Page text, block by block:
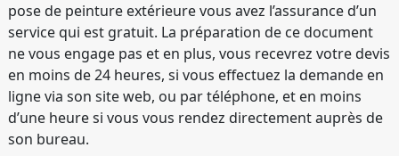
pose de peinture extérieure vous avez l’assurance d’un
service qui est gratuit. La préparation de ce document
ne vous engage pas et en plus, vous recevrez votre devis
en moins de 24 heures, si vous effectuez la demande en
ligne via son site web, ou par téléphone, et en moins
d’une heure si vous vous rendez directement auprès de
son bureau.